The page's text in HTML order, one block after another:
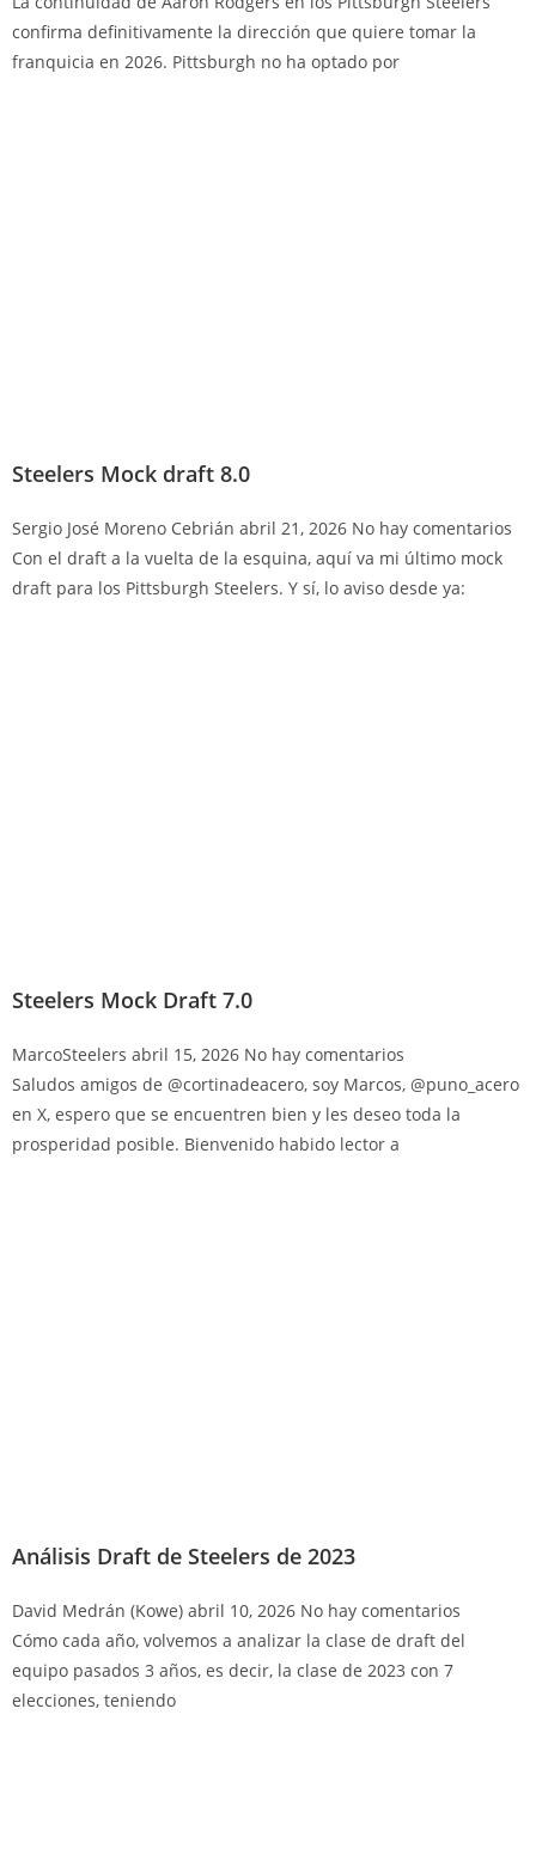
confirma definitivamente la dirección que quiere tomar la
franquicia en 2026. Pittsburgh no ha optado por
Steelers Mock draft 8.0
Sergio José Moreno Cebrián abril 21, 2026 No hay comentarios
Con el draft a la vuelta de la esquina, aquí va mi último mock
draft para los Pittsburgh Steelers. Y sí, lo aviso desde ya:
Steelers Mock Draft 7.0
MarcoSteelers abril 15, 2026 No hay comentarios
Saludos amigos de @cortinadeacero, soy Marcos, @puno_acero
en X, espero que se encuentren bien y les deseo toda la
prosperidad posible. Bienvenido habido lector a
Análisis Draft de Steelers de 2023
David Medrán (Kowe) abril 10, 2026 No hay comentarios
Cómo cada año, volvemos a analizar la clase de draft del
equipo pasados 3 años, es decir, la clase de 2023 con 7
elecciones, teniendo